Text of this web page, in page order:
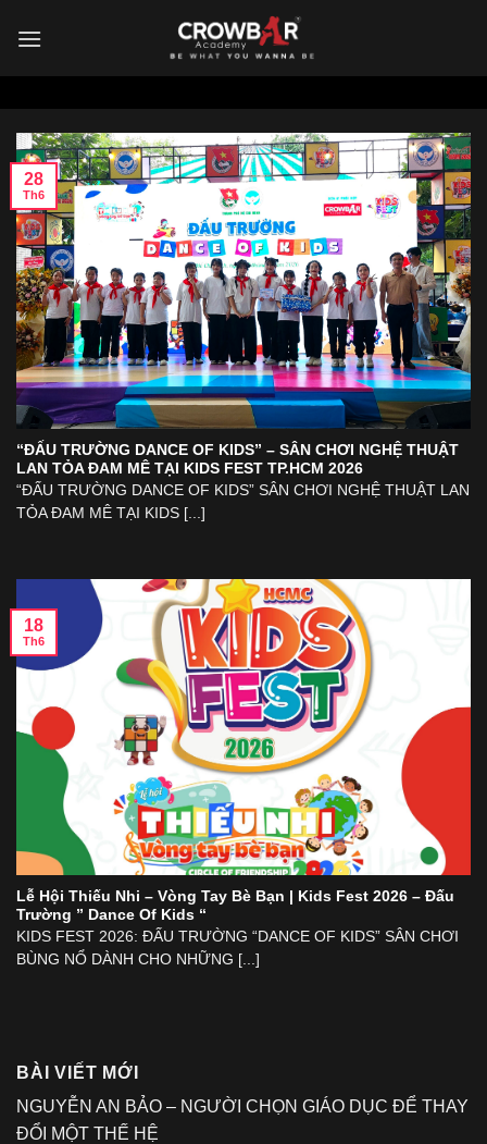
“ĐẤU TRƯỜNG DANCE OF KIDS” – SÂN CHƠI NGHỆ THUẬT
LAN TỎA ĐAM MÊ TẠI KIDS FEST TP.HCM 2026
“ĐẤU TRƯỜNG DANCE OF KIDS” SÂN CHƠI NGHỆ THUẬT LAN
TỎA ĐAM MÊ TẠI KIDS [...]
28
Th6
Lễ Hội Thiếu Nhi – Vòng Tay Bè Bạn | Kids Fest 2026 – Đấu
Trường ” Dance Of Kids “
KIDS FEST 2026: ĐẤU TRƯỜNG “DANCE OF KIDS” SÂN CHƠI
BÙNG NỔ DÀNH CHO NHỮNG [...]
18
Th6
BÀI VIẾT MỚI
NGUYỄN AN BẢO – NGƯỜI CHỌN GIÁO DỤC ĐỂ THAY
ĐỔI MỘT THẾ HỆ